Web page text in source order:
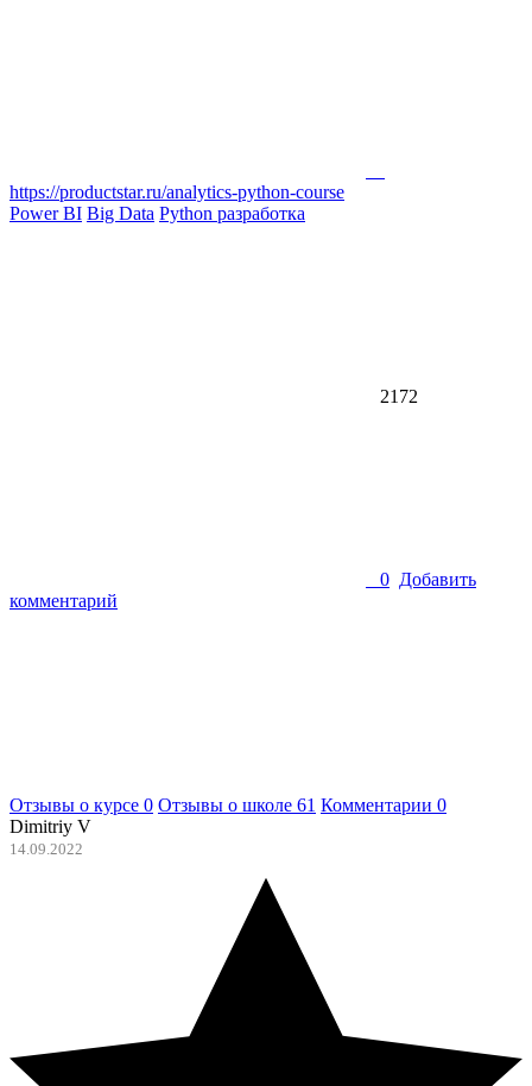
https://productstar.ru/analytics-python-course
Power BI Big Data Python разработка
2172
0 Добавить
комментарий
Отзывы о курсе 0 Отзывы о школе 61 Комментарии 0
Dimitriy V
14.09.2022